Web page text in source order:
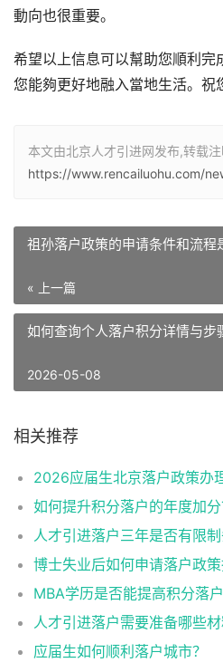
動向也很重要。
希望以上信息可以幫助您順利完
您能夠更好地融入當地生活。祝
本文由北京人才引进网发布,转载注
https://www.rencailuohu.com/
祖孙落户政策的申请条件和流程
« 上一篇
如何查询个人落户积分详情与步
2026-05-08
相关推荐
如何提升积分落户的年度加分
人才引进落户三年是否有限
博士失业后如何申请落户政
MBA学历是否能提高积分落
人才引进落户需要准备哪些
应届生如何顺利落户城市？